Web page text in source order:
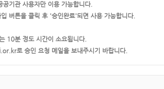
기관 사용자만 이용 가능합니다.
버튼을 클릭 후 '승인완료'되면 사용 가능합니다.
10분 정도 시간이 소요됩니다.
로 승인 요청 메일을 보내주시기 바랍니다.